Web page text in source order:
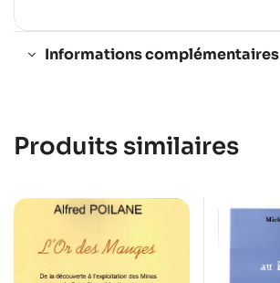
Informations complémentaires
Produits similaires